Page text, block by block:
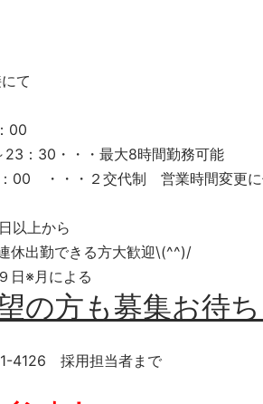
て
00
30・・・最大8時間勤務可能
・・・２交代制 営業時間変更に
上から
休出勤できる方大歓迎\(^^)/
※月による
の方も募集お待
4126 採用担当者まで